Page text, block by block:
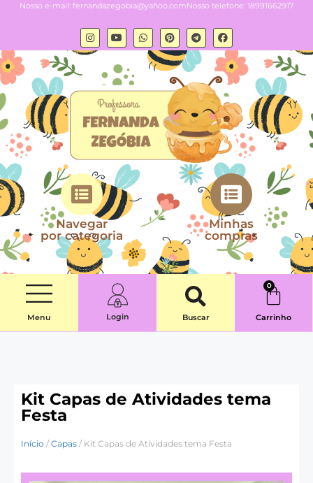
Nosso e-mail: fernandazegobia@yahoo.comNosso telefone: 18991662917
Navegar
por categoria
Minhas
compras
Menu Login Buscar
0
Carrinho
Kit Capas de Atividades tema
Festa
Início / Capas / Kit Capas de Atividades tema Festa